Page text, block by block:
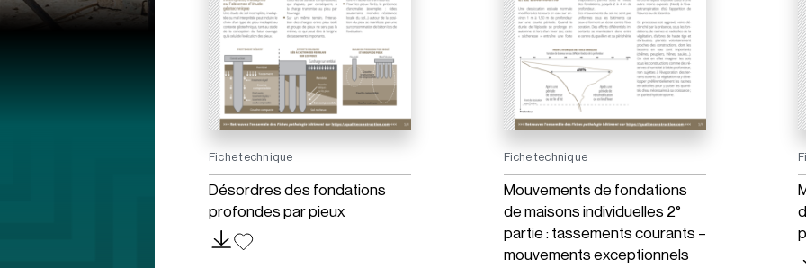
Fiche technique
Désordres des fondations
profondes par pieux
Fiche technique
Mouvements de fondations
de maisons individuelles 2°
partie : tassements courants –
mouvements exceptionnels